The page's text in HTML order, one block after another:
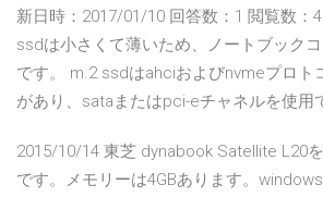
新日時：2017/01/10 回答数：1 閲覧数：
ssdは小さくて薄いため、ノートブック
です。 m.2 ssdはahciおよびnvmeプロト
があり、sataまたはpci-eチャネルを使用
2015/10/14 東芝 dynabook Satellite L20
です。メモリーは4GBあります。